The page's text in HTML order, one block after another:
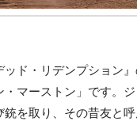
ッド・リデンプション
・マーストン」です。
銃を取り、その昔友と